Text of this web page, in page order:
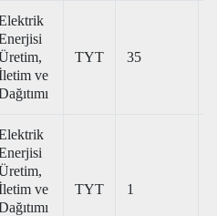
ve
TYT 35
ve
TYT 1